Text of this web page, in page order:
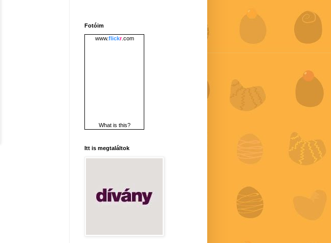
Fotóim
www.flickr.com
What is this?
Itt is megtaláltok